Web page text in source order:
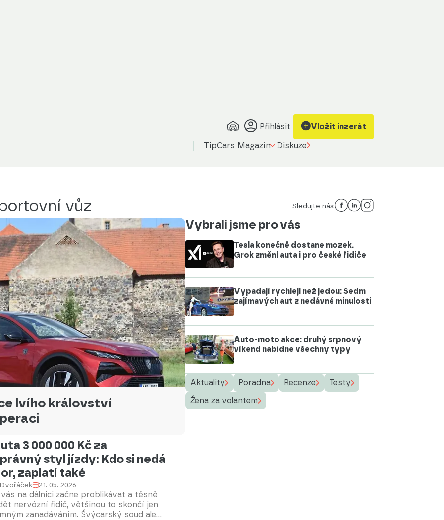
Přihlásit Vložit inzerát
TipCars Magazín Diskuze
vůz Sledujte nás:
lvího království
Vybrali jsme pro vás
Tesla konečně dostane mozek.
Grok změní auta i pro české řidiče
Vypadají rychleji než jedou: Sedm
zajímavých aut z nedávné minulosti
Auto-moto akce: druhý srpnový
víkend nabídne všechny typy
Aktuality Poradna Recenze
Testy
Žena za volantem
3 000 000 Kč za
styl jízdy: Kdo si nedá
zaplatí také
21. 05. 2026
vás na dálnici začne problikávat a těsně
nervózní řidič, většinou to skončí jen
zanadáváním. Švýcarský soud ale